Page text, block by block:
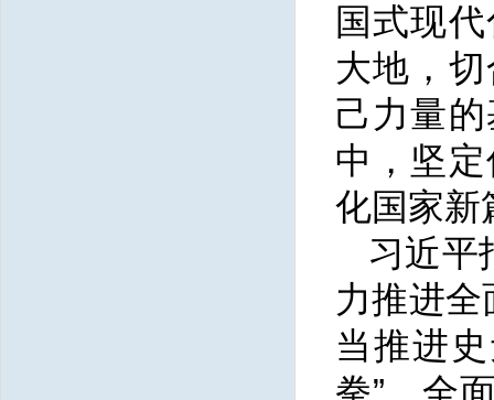
国式现
大地，
己力量
中，坚
化国家新
习近平
力推进全
当推进
拳”。全